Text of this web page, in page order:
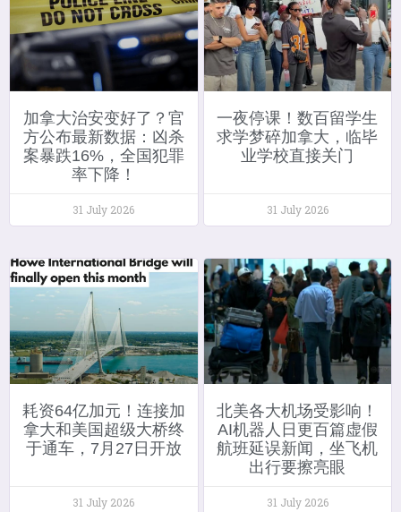
加拿大治安变好了？官
方公布最新数据：凶杀
案暴跌16%，全国犯罪
率下降！
31 July 2026
一夜停课！数百留学生
求学梦碎加拿大，临毕
业学校直接关门
31 July 2026
耗资64亿加元！连接加
拿大和美国超级大桥终
于通车，7月27日开放
31 July 2026
北美各大机场受影响！
AI机器人日更百篇虚假
航班延误新闻，坐飞机
出行要擦亮眼
31 July 2026